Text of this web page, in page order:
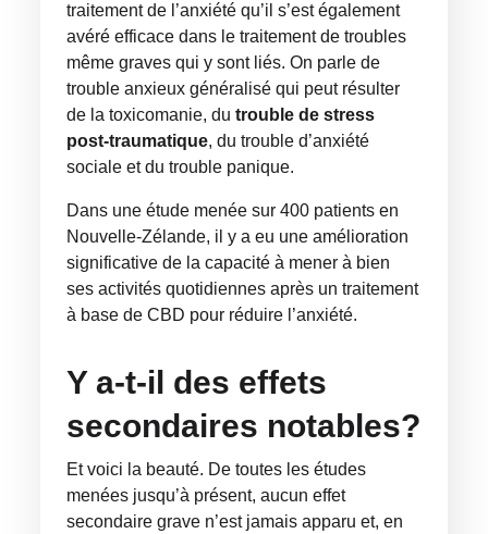
traitement de l’anxiété qu’il s’est également
avéré efficace dans le traitement de troubles
même graves qui y sont liés. On parle de
trouble anxieux généralisé qui peut résulter
de la toxicomanie, dutrouble de stress
post-traumatique, du trouble d’anxiété
sociale et du trouble panique.
Dans une étude menée sur 400 patients en
Nouvelle-Zélande, il y a eu une amélioration
significative de la capacité à mener à bien
ses activités quotidiennes après un traitement
à base de CBD pour réduire l’anxiété.
Y a-t-il des effets
secondaires notables?
Et voici la beauté. De toutes les études
menées jusqu’à présent, aucun effet
secondaire grave n’est jamais apparu et, en